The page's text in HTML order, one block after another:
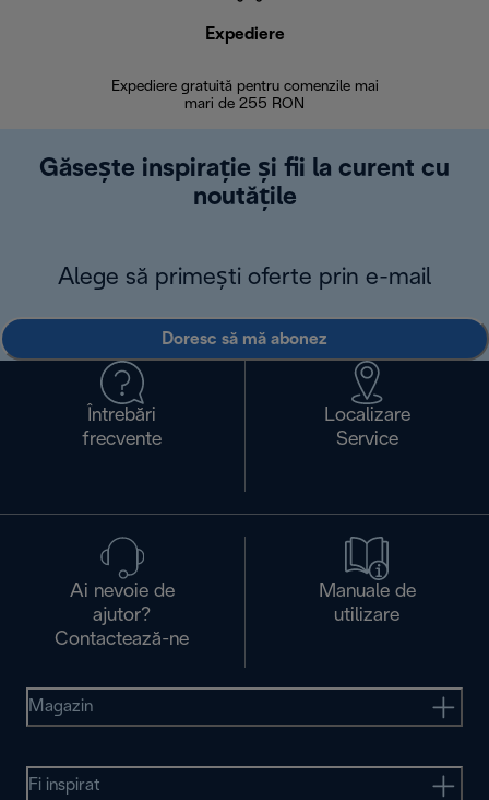
Expediere
Expediere gratuită pentru comenzile mai
mari de 255 RON
Găsește inspirație și fii la curent cu
noutățile
Alege să primești oferte prin e-mail
Doresc să mă abonez
Întrebări
frecvente
Localizare
Service
Ai nevoie de
ajutor?
Contactează-ne
Manuale de
utilizare
Magazin
Fi inspirat